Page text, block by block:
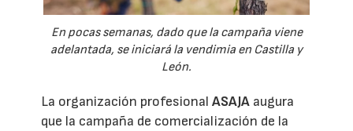
En pocas semanas, dado que la campaña viene
adelantada, se iniciará la vendimia en Castilla y
León.
La organización profesionalASAJA augura
que la campaña de comercialización de la